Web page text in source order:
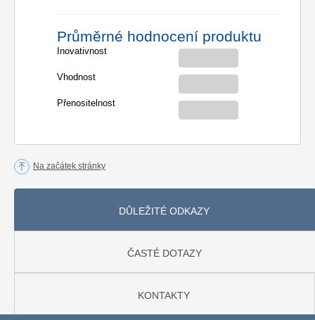
Průměrné hodnocení produktu
Inovativnost
Vhodnost
Přenositelnost
Na začátek stránky
DŮLEŽITÉ ODKAZY
ČASTÉ DOTAZY
KONTAKTY